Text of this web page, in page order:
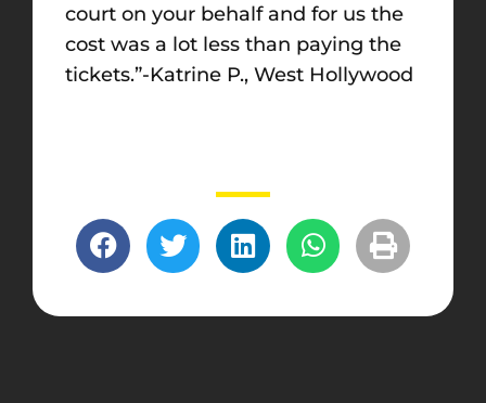
court on your behalf and for us the
cost was a lot less than paying the
tickets.”-Katrine P., West Hollywood